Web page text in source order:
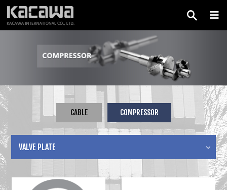
CABLE COMPRESSOR
VALVE PLATE